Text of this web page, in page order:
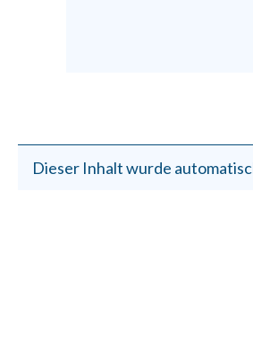
Dieser Inhalt wurde